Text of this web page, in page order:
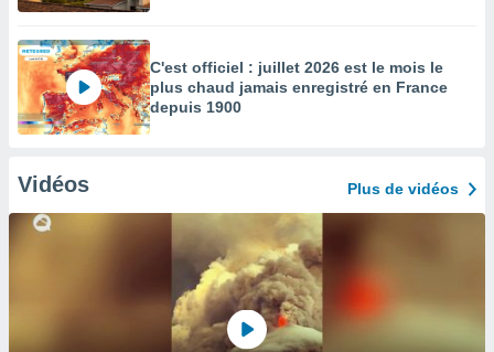
C'est officiel : juillet 2026 est le mois le
plus chaud jamais enregistré en France
depuis 1900
Vidéos Plus de vidéos